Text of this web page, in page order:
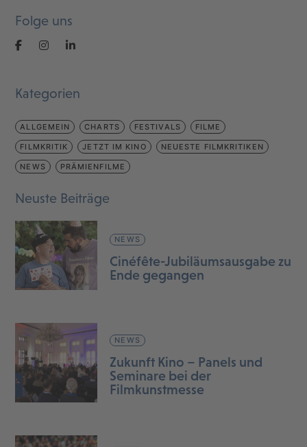
Folge uns
Kategorien
ALLGEMEIN CHARTS FESTIVALS FILME
FILMKRITIK JETZT IM KINO NEUESTE FILMKRITIKEN
NEWS PRÄMIENFILME
Neuste Beiträge
NEWS
Cinéfête-Jubiläumsausgabe zu
Ende gegangen
NEWS
Zukunft Kino – Panels und
Seminare bei der
Filmkunstmesse